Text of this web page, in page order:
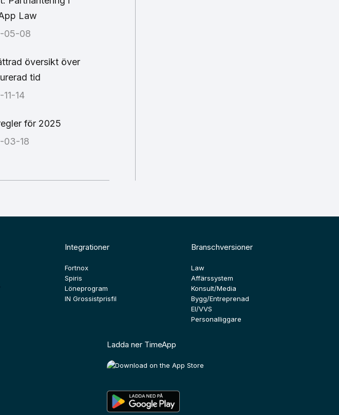
Law
05-08
översikt över
tid
14
för 2025
03-18
Integrationer
Fortnox
Spiris
Löneprogram
IN Grossistprisfil
Branschversioner
Law
Affärssystem
Konsult/Media
Bygg/Entreprenad
El/VVS
Personalliggare
Ladda ner TimeApp